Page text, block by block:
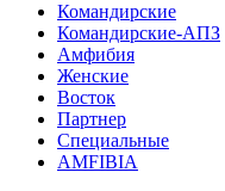
Командирские
Командирские-АПЗ
Амфибия
Женские
Восток
Партнер
Специальные
AMFIBIA